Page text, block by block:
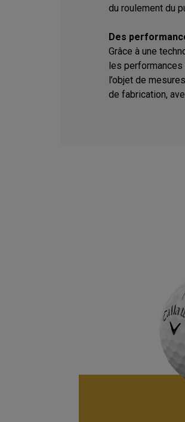
du roulement du
Des
Grâce à une
les
l’objet de
de fabrication,